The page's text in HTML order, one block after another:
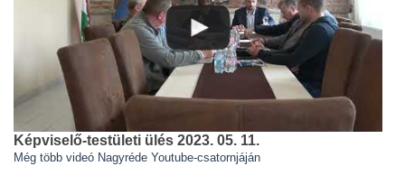
Képviselő-testületi ülés 2023. 05. 11.
Még több videó Nagyréde Youtube-csatornjáján